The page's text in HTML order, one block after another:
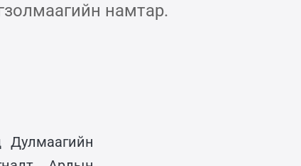
намтар.
Дулмаагийн